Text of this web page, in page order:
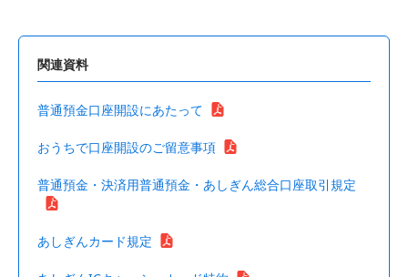
関連資料
普通預金口座開設にあたって
おうちで口座開設のご留意事項
普通預金・決済用普通預金・あしぎん総合口座取引規定
あしぎんカード規定